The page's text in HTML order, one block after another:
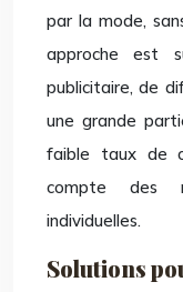
par la mode,
approche est
publicitaire, de
une grande
faible taux de
compte des
individuelles.
Solutions